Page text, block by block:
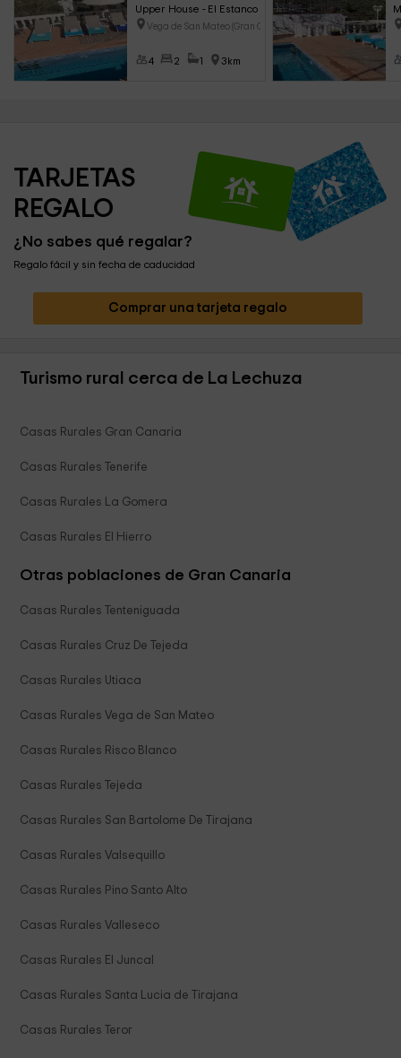
Upper House - El Estanco 14
Vega de San Mateo (Gran Canari
4 2 1 3km
TARJETAS
REGALO
¿No sabes qué regalar?
Regalo fácil y sin fecha de caducidad
Comprar una tarjeta regalo
Turismo rural cerca de La Lechuza
Casas Rurales Gran Canaria
Casas Rurales Tenerife
Casas Rurales La Gomera
Casas Rurales El Hierro
Otras poblaciones de Gran Canaria
Casas Rurales Tenteniguada
Casas Rurales Cruz De Tejeda
Casas Rurales Utiaca
Casas Rurales Vega de San Mateo
Casas Rurales Risco Blanco
Casas Rurales Tejeda
Casas Rurales San Bartolome De Tirajana
Casas Rurales Valsequillo
Casas Rurales Pino Santo Alto
Casas Rurales Valleseco
Casas Rurales El Juncal
Casas Rurales Santa Lucia de Tirajana
Casas Rurales Teror